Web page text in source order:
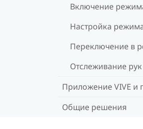
Включение
Настройка
Переключение в
Отслеживание рук
Приложение VIVE и
Общие решения